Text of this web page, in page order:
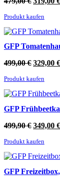
war:
479,00 €
Produkt kaufen
GFP
499,00€
war:
499,00 €
329,00 €
Produkt kaufen
GFP
499,90€
war:
499,90 €
349,00 €
Produkt kaufen
GFP